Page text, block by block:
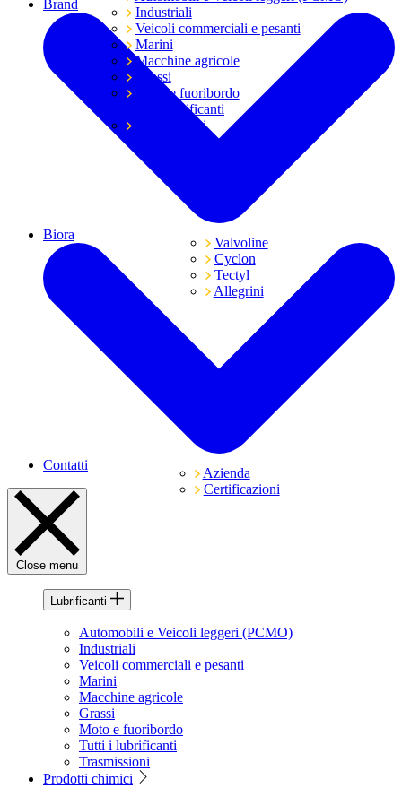
Industriali
Veicoli commerciali e pesanti
Marini
Macchine agricole
Grassi
Moto e fuoribordo
Tutti i lubrificanti
Trasmissioni
Brand
Valvoline
Cyclon
Tectyl
Allegrini
Biora
Azienda
Certificazioni
Contatti
Close menu
Lubrificanti
Automobili e Veicoli leggeri (PCMO)
Industriali
Veicoli commerciali e pesanti
Marini
Macchine agricole
Grassi
Moto e fuoribordo
Tutti i lubrificanti
Trasmissioni
Prodotti chimici